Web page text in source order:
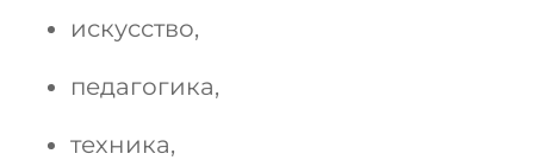
искусство,
педагогика,
техника,